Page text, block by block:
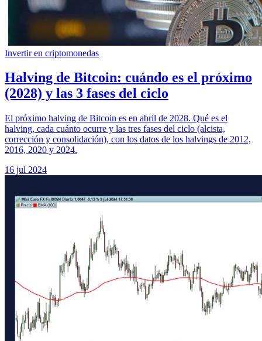
Invertir en criptomonedas
Halving de Bitcoin: cuándo es el próximo
(2028) y las 3 fases del ciclo
El próximo halving de Bitcoin es en abril de 2028. Qué es el
halving, cada cuánto ocurre y las tres fases del ciclo (alcista,
corrección y consolidación), con los datos de los halvings de 2012,
2016, 2020 y 2024.
16 jul 2024